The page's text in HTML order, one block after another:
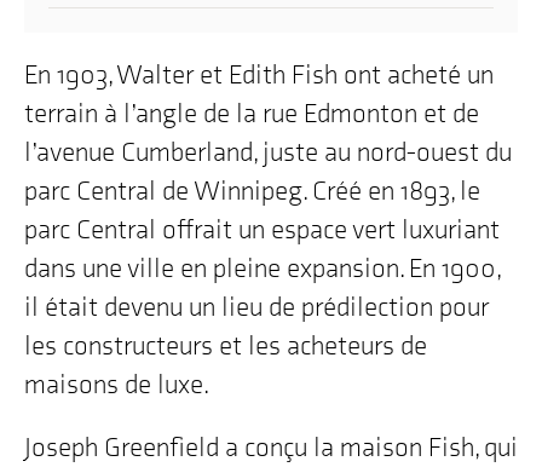
En 1903, Walter et Edith Fish ont acheté un
terrain à l’angle de la rue Edmonton et de
l’avenue Cumberland, juste au nord-ouest du
parc Central de Winnipeg. Créé en 1893, le
parc Central offrait un espace vert luxuriant
dans une ville en pleine expansion. En 1900,
il était devenu un lieu de prédilection pour
les constructeurs et les acheteurs de
maisons de luxe.
Joseph Greenfield a conçu la maison Fish, qui